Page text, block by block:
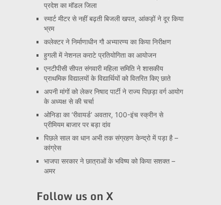
प्रदेश का मॉडल जिला
स्मार्ट मीटर से नहीं बढ़ती बिजली खपत, आंकड़ों ने दूर किया
भ्रम
कलेक्टर ने निर्माणाधीन गौ अभ्यारण्य का किया निरीक्षण
हुगली में नेशनल कराटे प्रतियोगिता का आयोजन
एनटीपीसी सीपत संगवारी महिला समिति ने शासकीय
प्राथमिक विद्यालयों के विद्यार्थियों को वितरित किए छाते
अपनी मांगों को लेकर निषाद पार्टी ने राज्य पिछड़ा वर्ग आयोग
के अध्यक्ष से की चर्चा
ओनिडा का ‘रीवायर्ड’ अवतार, 100-इंच स्क्रीन से
प्रीमियम बाजार पर बड़ा दांव
पिछले साल का धान अभी तक संग्रहण केन्द्रो में पड़ा है –
कांग्रेस
भाजपा सरकार ने छात्राओं के भविष्य को किया सशक्त –
अमर
Follow us on X